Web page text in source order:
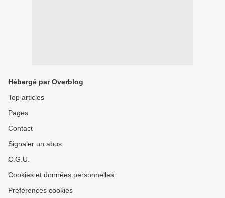
Hébergé par Overblog
Top articles
Pages
Contact
Signaler un abus
C.G.U.
Cookies et données personnelles
Préférences cookies